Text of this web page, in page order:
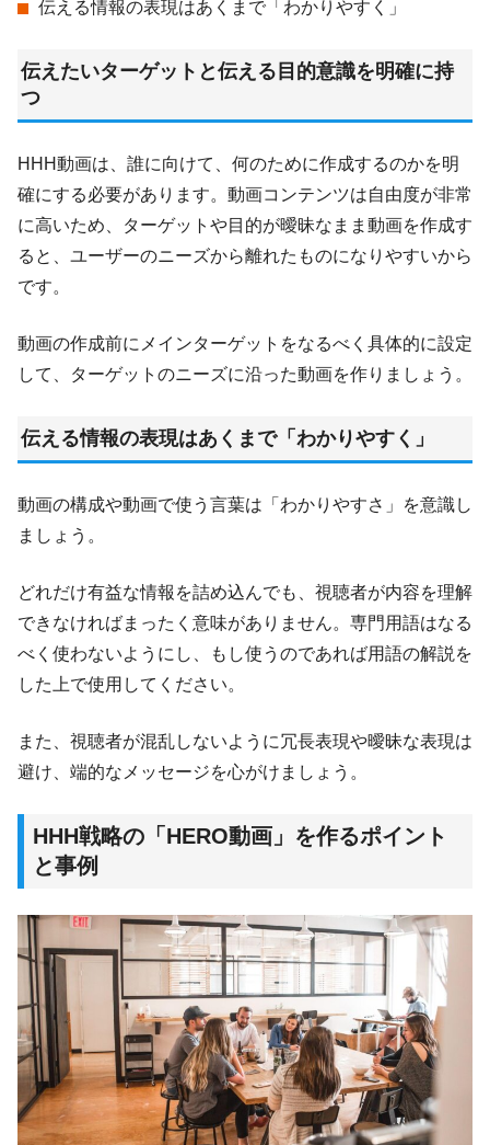
伝える情報の表現はあくまで「わかりやすく」
伝えたいターゲットと伝える目的意識を明確に持
つ
HHH動画は、誰に向けて、何のために作成するのかを明
確にする必要があります。動画コンテンツは自由度が非常
に高いため、ターゲットや目的が曖昧なまま動画を作成す
ると、ユーザーのニーズから離れたものになりやすいから
です。
動画の作成前にメインターゲットをなるべく具体的に設定
して、ターゲットのニーズに沿った動画を作りましょう。
伝える情報の表現はあくまで「わかりやすく」
動画の構成や動画で使う言葉は「わかりやすさ」を意識し
ましょう。
どれだけ有益な情報を詰め込んでも、視聴者が内容を理解
できなければまったく意味がありません。専門用語はなる
べく使わないようにし、もし使うのであれば用語の解説を
した上で使用してください。
また、視聴者が混乱しないように冗長表現や曖昧な表現は
避け、端的なメッセージを心がけましょう。
HHH戦略の「HERO動画」を作るポイント
と事例